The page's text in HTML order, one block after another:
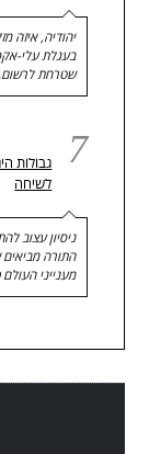
יהודיה, איזה
שטרחת לרשום.
7
לשיחה
ניסיון עצוב
התורה
מענייני